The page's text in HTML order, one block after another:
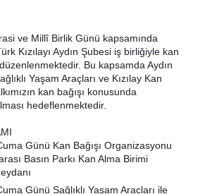
ve Millî Birlik Günü kapsamında
Kızılayı Aydın Şubesi iş birliğiyle kan
Bu kapsamda Aydın
Yaşam Araçları ve Kızılay Kan
kan bağışı konusunda
hedeflenmektedir.
Günü Kan Bağışı Organizasyonu
Basın Parkı Kan Alma Birimi
Günü Sağlıklı Yaşam Araçları ile